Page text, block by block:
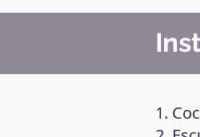
1.